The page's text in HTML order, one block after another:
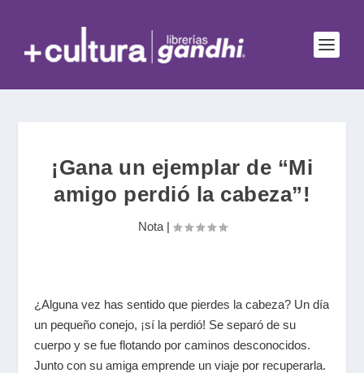
¡Gana un ejemplar de “Mi
amigo perdió la cabeza”!
Nota|
¿Alguna vez has sentido que pierdes la cabeza? Un día
un pequeño conejo, ¡sí la perdió! Se separó de su
cuerpo y se fue flotando por caminos desconocidos.
Junto con su amiga emprende un viaje por recuperarla.